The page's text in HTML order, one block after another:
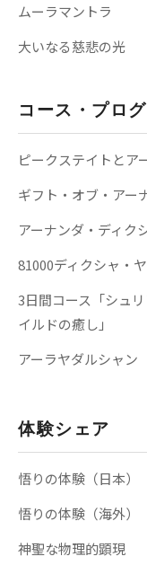
ムーラマントラ
大いなる慈悲の光
コース・プロ
ピークステイトとア
ギフト・オブ・アー
アーナンダ・ディク
81000ディクシャ・
3日間コース「シュ
イルドの癒し」
アーラヤダルシャン
体験シェア
悟りの体験（日本）
悟りの体験（海外）
神聖な物理的顕現